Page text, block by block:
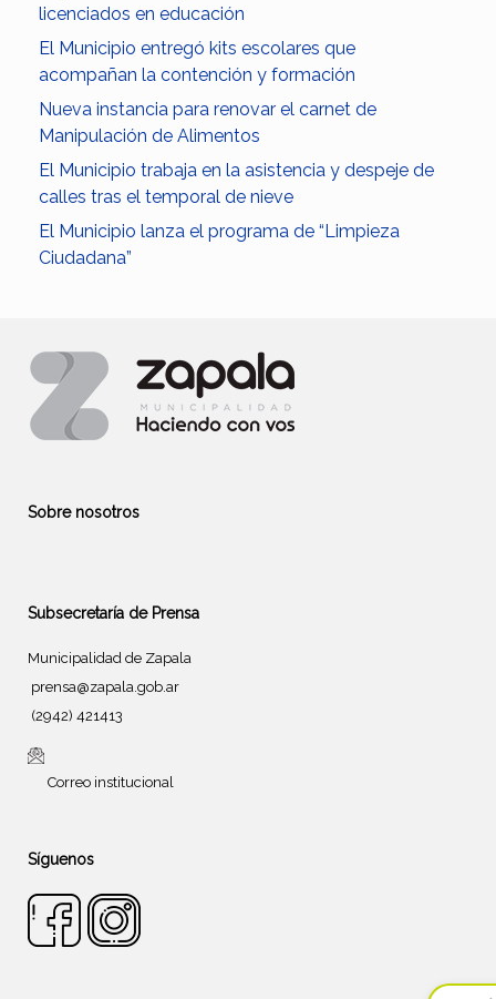
licenciados en educación
El Municipio entregó kits escolares que
acompañan la contención y formación
Nueva instancia para renovar el carnet de
Manipulación de Alimentos
El Municipio trabaja en la asistencia y despeje de
calles tras el temporal de nieve
El Municipio lanza el programa de “Limpieza
Ciudadana”
Sobre nosotros
Subsecretaría de Prensa
Municipalidad de Zapala
prensa@zapala.gob.ar
(2942) 421413
Correo institucional
Síguenos